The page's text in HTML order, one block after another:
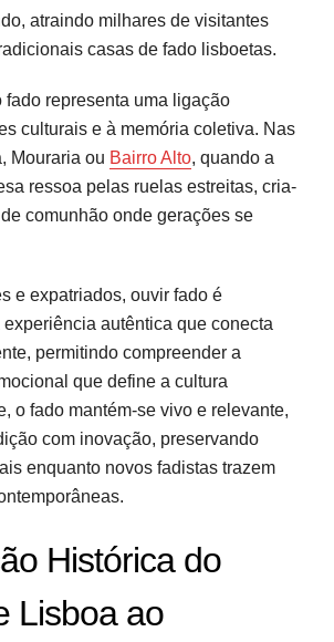
atraindo milhares de visitantes
casas de fado lisboetas.
fado representa uma ligação
culturais e à memória coletiva. Nas
Mouraria ou Bairro Alto, quando a
ressoa pelas ruelas estreitas, cria-
comunhão onde gerações se
e expatriados, ouvir fado é
autêntica que conecta
permitindo compreender a
que define a cultura
o fado mantém-se vivo e relevante,
com inovação, preservando
enquanto novos fadistas trazem
Histórica do
Lisboa ao